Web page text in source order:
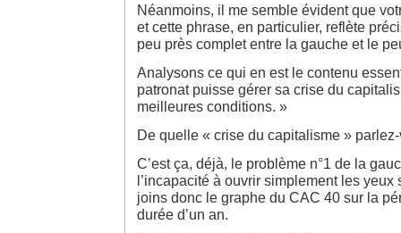
Néanmoins, il me semble évident que
et cette phrase, en particulier, reflète
peu près complet entre la gauche et le
Analysons ce qui en est le contenu
patronat puisse gérer sa crise du
meilleures conditions. »
De quelle « crise du capitalisme »
C’est ça, déjà, le problème n°1 de la
l’incapacité à ouvrir simplement les yeux
joins donc le graphe du CAC 40 sur la
durée d’un an.